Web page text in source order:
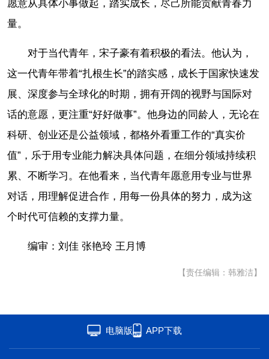
愿意从具体小事做起，踏实成长，尽己所能贡献青春力
量。
对于当代青年，宋子豪有着积极的看法。他认为，
这一代青年带着“扎根生长”的踏实感，成长于国家快速发
展、深度参与全球化的时期，拥有开阔的视野与国际对
话的意愿，更注重“好好做事”。他身边的同龄人，无论在
科研、创业还是公益领域，都格外看重工作的“真实价
值”，乐于用专业能力解决具体问题，在细分领域持续积
累、不断学习。在他看来，当代青年愿意用专业与世界
对话，用理解促进合作，用每一份具体的努力，成为这
个时代可信赖的支撑力量。
编审：刘佳 张艳玲 王月博
【责任编辑：韩雅洁】
电脑版 APP下载